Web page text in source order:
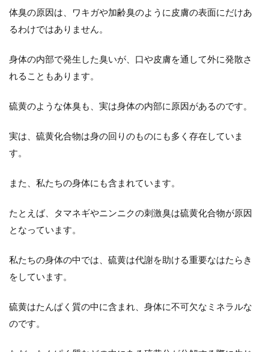
体臭の原因は、ワキガや加齢臭のように皮膚の表面にだけあ
るわけではありません。
身体の内部で発生した臭いが、口や皮膚を通して外に発散さ
れることもあります。
硫黄のような体臭も、実は身体の内部に原因があるのです。
実は、硫黄化合物は身の回りのものにも多く存在していま
す。
また、私たちの身体にも含まれています。
たとえば、タマネギやニンニクの刺激臭は硫黄化合物が原因
となっています。
私たちの身体の中では、硫黄は代謝を助ける重要なはたらき
をしています。
硫黄はたんぱく質の中に含まれ、身体に不可欠なミネラルな
のです。